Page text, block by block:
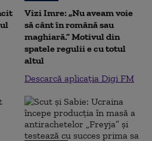
Vizi Imre: „Nu aveam voie
să cânt în română sau
maghiară.” Motivul din
spatele regulii e cu totul
altul
Descarcă aplicația Digi FM